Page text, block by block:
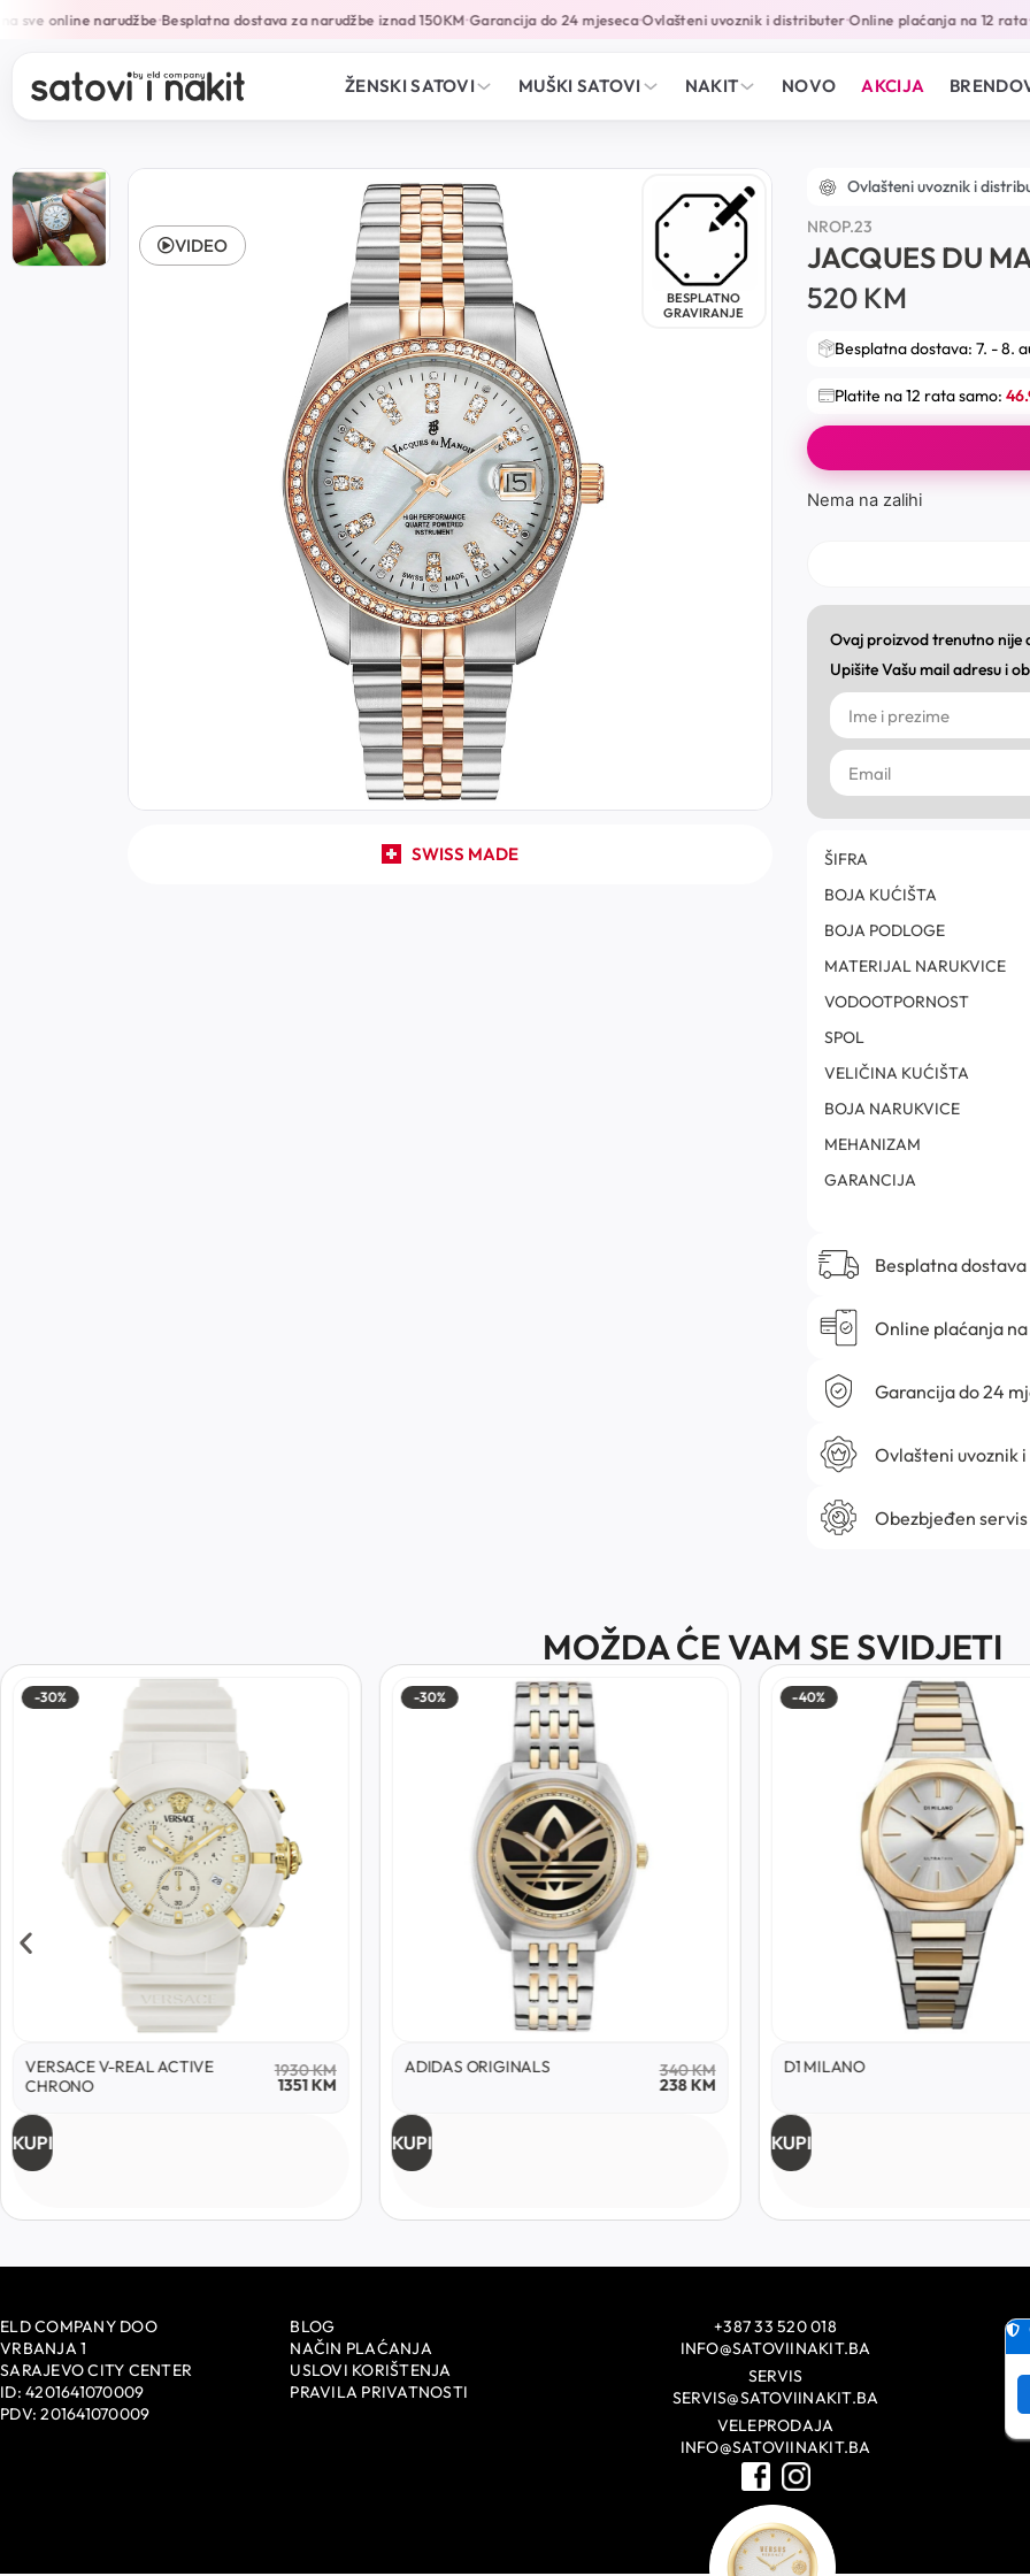
sve online narudžbe•Besplatna dostava za narudžbe iznad 150KM•Garancija do 24 mjeseca•Ovlašteni uvoznik i distributer•Online plaćanja na 12 rata•
ŽENSKI SATOVI MUŠKI SATOVI NAKIT NOVO AKCIJA
BESPLATNO
GRAVIRANJE
SWISS MADE
VIDEO
Ovlašteni uvoznik i
NROP.23
JACQUES DU
520 KM
Besplatna dostava: 7. - 8.
Platite na 12 rata samo:
Nema na zalihi
Ovaj proizvod trenutno nije
Upišite Vašu mail adresu i
ŠIFRA
BOJA KUĆIŠTA
BOJA PODLOGE
MATERIJAL NARUKVICE
VODOOTPORNOST
SPOL
VELIČINA KUĆIŠTA
BOJA NARUKVICE
MEHANIZAM
GARANCIJA
Besplatna
Online plaćanja na
Garancija do 24
Ovlašteni uvoznik
Obezbjeđen servis
MOŽDA ĆE VAM SE SVIDJETI
-30%
ADIDAS ORIGINALS 340KM
238KM
KUPI
-40%
D1 MILANO 750KM
450KM
KUPI
-30%
ADIDAS
KUPI
ELD COMPANY DOO
VRBANJA 1
SARAJEVO CITY CENTER
ID: 4201641070009
PDV: 201641070009
BLOG
NAČIN PLAĆANJA
USLOVI KORIŠTENJA
PRAVILA PRIVATNOSTI
+387 33 520 018
INFO@SATOVIINAKIT.BA
SERVIS
SERVIS@SATOVIINAKIT.BA
VELEPRODAJA
INFO@SATOVIINAKIT.BA